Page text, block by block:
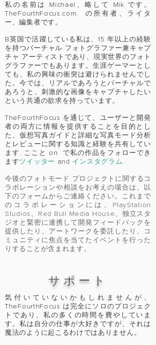
私の名前は Michael、略して Mik です。
TheFourthFocus.com. の所有者、ライタ
ー、編集者です。
B英国で活躍している私は、15 年以上の経験
を持つバーチャル フォトグラファー兼キャプ
チャ アーティストであり、現実世界のフォト
グラファーでもあります。生涯ゲーマーとし
ても、私の興味の衝突は避けられませんでし
た。今では、リアルであろうとバーチャルで
あろうと、刺激的な画像をキャプチャしたい
という共通の欲求を持っています。
TheFourthFocus を通じて、ユーザーと開発
者の両方に情報を提供することを目的とし
た、仮想写真ガイドと詳細な写真モード分析
とレビューに関する知識と経験を共有してい
ます. ここと on で私の作品をフォローでき
ますツイッター and インスタグラム.
今後のフォトモード プロジェクトに関するコ
ラボレーションや相談をお考えの場合は、以
下のフォームからご連絡ください。これまで
のコラボレーションには、PlayStation
Studios、Red Bull Media House、独立スタ
ジオと緊密に連携して開発フィードバックを
提供したり、アートワークを委託したり、コ
ミュニティに焦点を当てたイベントを行った
りすることが含まれます。
サポート
気付いていないかもしれませんが、
TheFourthFocus は完全にソロのプロジェク
トであり、私の多くの時間を費やしていま
す。私は自分の仕事が大好きですが、それは
魔法のように起こるわけではありません。